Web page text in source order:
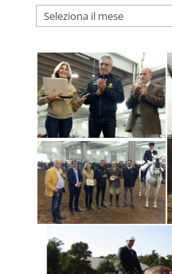
Archivio
news